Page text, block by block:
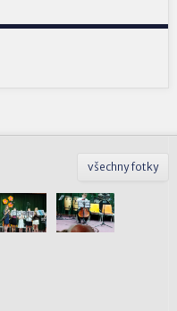
všechny fotky